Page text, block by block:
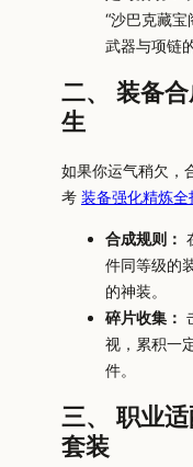
“沙巴克藏
武器与项链
二、 装备
生
如果你运气稍欠，
考 装备强化精炼全
合成规则：
件同等级的
的神装。
碎片收集：
视，累积一
件。
三、 职业
套装